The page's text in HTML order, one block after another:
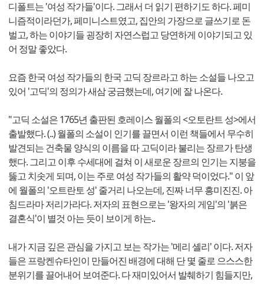
디폴트는 '여성 작가들'이다. 그래서 더 읽기 편하기도 하다. 페미
니즘적이라던가, 페미니스트였고, 집안의 가장으로 글쓰기로 돈
벌고, 하는 이야기들 굉장히 자연스럽고 당연하게 이야기되고 있
어 정말 좋았다.
요즘 한국 여성 작가들의 한국 고딕 장르라고 하는 소설들 나오고
있어 '고딕'의 정의가 새삼 궁금했는데, 여기에 잘 나온다.
"고딕 소설은 1765년 출판된 호레이스 월폴의 <오토란트 성>에서
출발했다. (..) 월폴의 소설이 인기를 끌면서 이런 책들에서 무수히
발견되는 건축물 양식의 이름을 따 고딕이라 불리는 장르가 탄생
했다. 그리고 이후 수세대에 걸쳐 이 새로운 장르의 인기는 지붕을
뚫고 치솟게 되며, 이는 주로 여성 작가들의 활약 덕이었다." 이 앞
에 월폴의 '오트란토 성' 줄거리 나오는데, 진짜 너무 흥미진진. 아
침드라마 저리가라다. 저자의 표현으로는 '왕자의 게임'의 '붉은
결혼식'이 별것 아는 듯이 보이게 하는..
내가 지금 깊은 관심을 가지고 보는 작가는 '메리 셸리' 이다. 저자
들은 프랑켄슈타인이 만들어진 배경에 대해 단 몇 줄로 으스스한
분위기를 끌어내어 보여준다. 다 재미있어서 발췌하기 힘들지만,